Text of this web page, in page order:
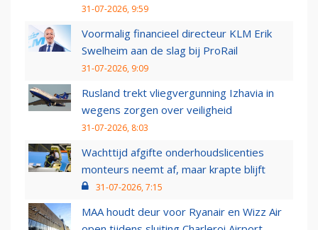
31-07-2026, 9:59
Voormalig financieel directeur KLM Erik
Swelheim aan de slag bij ProRail
31-07-2026, 9:09
Rusland trekt vliegvergunning Izhavia in
wegens zorgen over veiligheid
31-07-2026, 8:03
Wachttijd afgifte onderhoudslicenties
monteurs neemt af, maar krapte blijft
31-07-2026, 7:15
MAA houdt deur voor Ryanair en Wizz Air